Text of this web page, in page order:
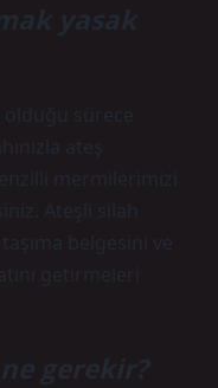
yasak
olduğu sürece
ateş
mermilerimizi
Ateşli silah
belgesini ve
getirmeleri
gerekir?